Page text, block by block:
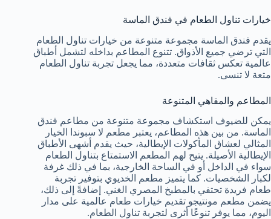
خيارات تناول الطعام في فندق الماسة
يقدم فندق الماسة مجموعة متنوعة من خيارات تناول الطعام
التي ترضي جميع الأذواق. تتنوع المطاعم بداخله لتشمل أطباق
عالمية تعكس ثقافات متعددة، مما يجعل تجربة تناول الطعام
متعة لا تنسى.
المطاعم والمقاهي المتنوعة
يمكن للضيوف استكشاف مجموعة متنوعة من مطاعم فندق
الماسة. من بين هذه المطاعم، يعتبر مطعم لا سبوندا الخيار
المثالي لعشاق المأكولات الإيطالية، حيث يقدم أشهى الأطباق
الإيطالية الأصيلة. يتيح لهم المطعم الاستمتاع بتناول الطعام
سواء في الداخل أو في الساحة الخارجية، بما في ذلك غرفة
لكبار الشخصيات. كما يتميز مطعم الخديوي بتوفير تجربة
طعام فريدة تحتفي بالمطبخ المصري الغني. إضافةً إلى ذلك،
يضمن مطعم مونتيجو تقديم خيارات طعام عالمية على مدار
اليوم، مما يوفر تنوعًا أثرى لتجربة تناول الطعام.